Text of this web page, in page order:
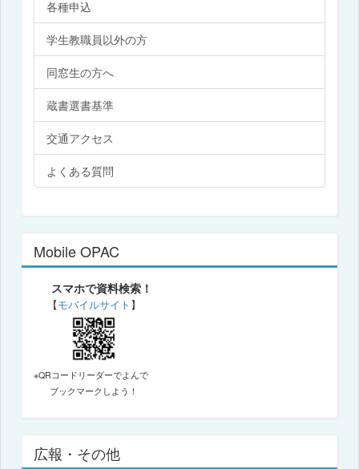
各種申込
学生教職員以外の方
同窓生の方へ
蔵書選書基準
交通アクセス
よくある質問
Mobile OPAC
スマホで資料検索！
【モバイルサイト 】
※QRコードリーダーでよんで
ブックマークしよう！
広報・その他